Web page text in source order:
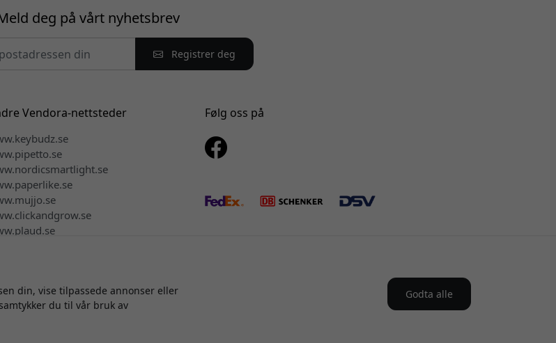
deg på vårt nyhetsbrev
Registrer deg
Vendora-nettsteder Følg oss på
din, vise tilpassede annonser eller
du til vår bruk av
Godta alle